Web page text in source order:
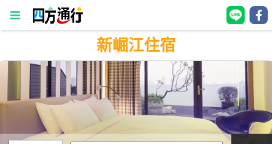
四
行
房
新崛江住宿